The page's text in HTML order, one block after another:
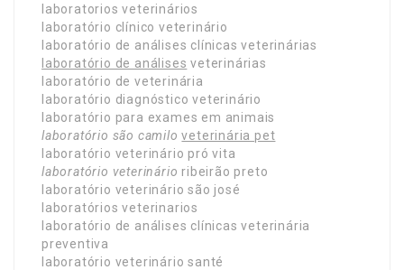
laboratorios veterinários
laboratório clínico veterinário
laboratório de análises clínicas veterinárias
laboratório de análises veterinárias
laboratório de veterinária
laboratório diagnóstico veterinário
laboratório para exames em animais
laboratório são camilo veterinária pet
laboratório veterinário pró vita
laboratório veterinário ribeirão preto
laboratório veterinário são josé
laboratórios veterinarios
laboratório de análises clínicas veterinária
preventiva
laboratório veterinário santé